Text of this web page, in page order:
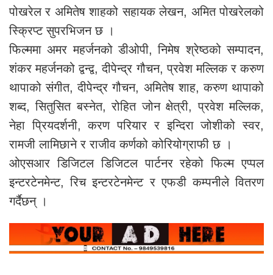
पोखरेल र अमितेष शाहको सहायक लेखन, अमित पोखरेलको
स्क्रिप्ट सुपरभिजन छ ।
फिल्ममा अमर महर्जनको डीओपी, निमेष श्रेष्ठको सम्पादन,
शंकर महर्जनको द्वन्द्व, दीपेन्द्र गौचन, प्रवेश मल्लिक र करुण
थापाको संगीत, दीपेन्द्र गौचन, अमितेष शाह, करुण थापाको
शब्द, सितुसित बस्नेत, रोहित जोन क्षेत्री, प्रवेश मल्लिक,
नेहा प्रियदर्शनी, करण परियार र इन्दिरा जोशीको स्वर,
रामजी लामिछाने र राजीव कर्णको कोरियोग्राफी छ ।
ओएसआर डिजिटल डिजिटल पार्टनर रहेको फिल्म एप्पल
इन्टरटेनमेन्ट, रिच इन्टरटेनमेन्ट र एफडी कम्पनीले वितरण
गर्दैछन् ।